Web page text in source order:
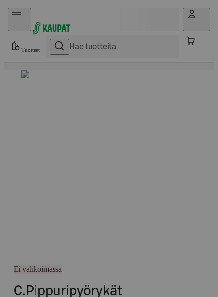
Hyppää sisältöön
Tuotteet
Ei valikoimassa
C.Pippuripyörykät